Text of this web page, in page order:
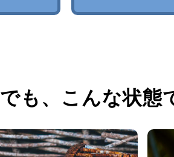
でも、 こんな状態